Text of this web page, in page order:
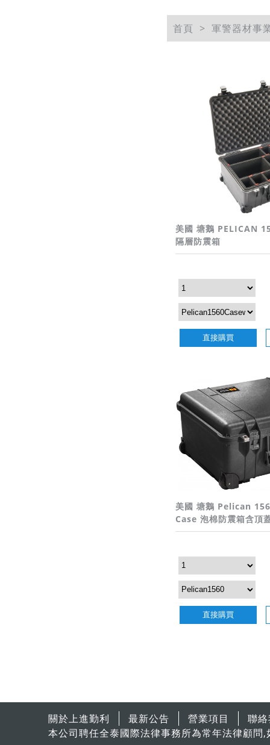
首頁 軍警器材事
美國 塘鵝 PELICAN
隔層防震箱
直接購買
美國 塘鵝 Pelican
Case 泡棉防震箱含頂
直接購買
關於上進勤利 最新公告 營業項目
聯
本公司聘任全泰國際法律事務所為常年法律顧